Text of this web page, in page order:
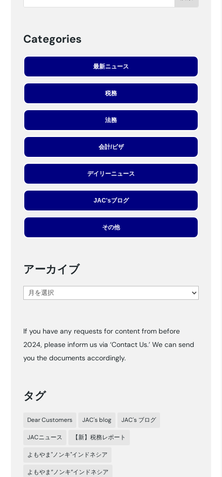
Categories
最新ニュース
税務
法務
会計/ビザ
デイリーニュース
JAC'sブログ
その他
アーカイブ
ア
イ
ブ
If you have any requests for content from before
2024, please inform us via ‘Contact Us.’ We can send
you the documents accordingly.
タグ
Dear Customers JAC's blog JAC's ブログ
JACニュース 【新】税務レポート
よもやま"ノンキ"インドネシア
よもやま”ノンキ”インドネシア